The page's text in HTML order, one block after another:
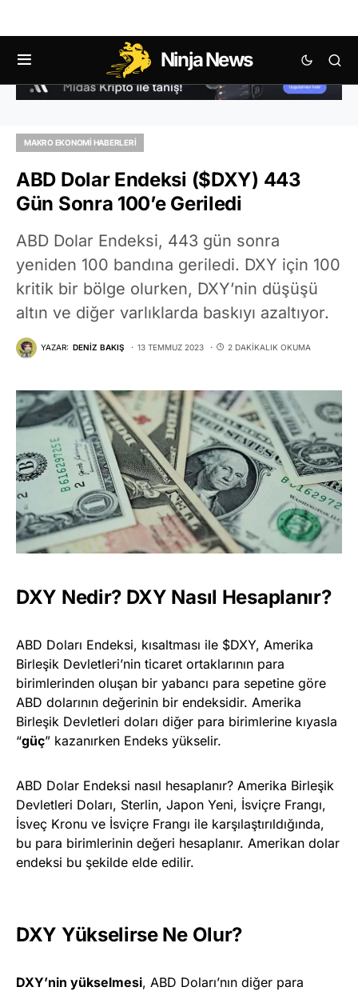
Ninja News
MAKRO EKONOMI HABERLERI
ABD Dolar Endeksi ($DXY) 443
Gün Sonra 100’e Geriledi
ABD Dolar Endeksi, 443 gün sonra
yeniden 100 bandına geriledi. DXY için 100
kritik bir bölge olurken, DXY’nin düşüşü
altın ve diğer varlıklarda baskıyı azaltıyor.
YAZAR: DENIZ BAKIŞ 13 TEMMUZ 2023 2 DAKIKALIK OKUMA
DXY Nedir? DXY Nasıl Hesaplanır?
ABD Doları Endeksi, kısaltması ile $DXY, Amerika
Birleşik Devletleri’nin ticaret ortaklarının para
birimlerinden oluşan bir yabancı para sepetine göre
ABD dolarının değerinin bir endeksidir. Amerika
Birleşik Devletleri doları diğer para birimlerine kıyasla
“güç” kazanırken Endeks yükselir.
ABD Dolar Endeksi nasıl hesaplanır? Amerika Birleşik
Devletleri Doları, Sterlin, Japon Yeni, İsviçre Frangı,
İsveç Kronu ve İsviçre Frangı ile karşılaştırıldığında,
bu para birimlerinin değeri hesaplanır. Amerikan dolar
endeksi bu şekilde elde edilir.
DXY Yükselirse Ne Olur?
DXY’nin yükselmesi, ABD Doları’nın diğer para